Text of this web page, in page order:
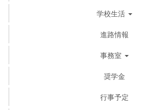
学校生活
進路情報
事務室
奨学金
行事予定